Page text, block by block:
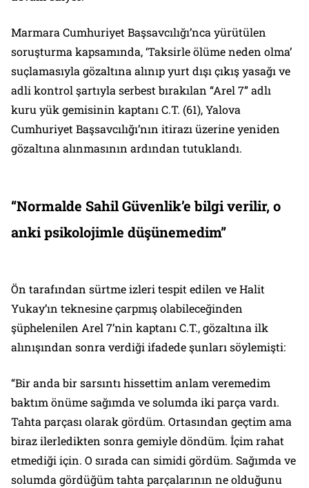
Marmara Cumhuriyet Başsavcılığı’nca yürütülen
soruşturma kapsamında, ‘Taksirle ölüme neden olma’
suçlamasıyla gözaltına alınıp yurt dışı çıkış yasağı ve
adli kontrol şartıyla serbest bırakılan “Arel 7” adlı
kuru yük gemisinin kaptanı C.T. (61), Yalova
Cumhuriyet Başsavcılığı’nın itirazı üzerine yeniden
gözaltına alınmasının ardından tutuklandı.
“Normalde Sahil Güvenlik’e bilgi verilir, o
anki psikolojimle düşünemedim”
Ön tarafından sürtme izleri tespit edilen ve Halit
Yukay’ın teknesine çarpmış olabileceğinden
şüphelenilen Arel 7’nin kaptanı C.T., gözaltına ilk
alınışından sonra verdiği ifadede şunları söylemişti:
“Bir anda bir sarsıntı hissettim anlam veremedim
baktım önüme sağımda ve solumda iki parça vardı.
Tahta parçası olarak gördüm. Ortasından geçtim ama
biraz ilerledikten sonra gemiyle döndüm. İçim rahat
etmediği için. O sırada can simidi gördüm. Sağımda ve
solumda gördüğüm tahta parçalarının ne olduğunu